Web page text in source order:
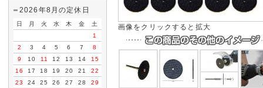
2026年8月の定休日
日 月 火 水 木 金
土
1
2
3 4 5 6 7
8
9
10 11 12 13 14
15
16
17 18 19 20 21
22
23
24 25 26 27 28
29
画像をクリックすると拡大